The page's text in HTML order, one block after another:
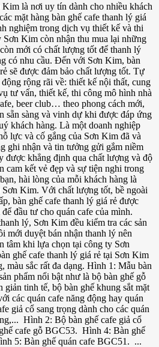
là nơi uy tín dành cho nhiều khách
mặt hàng bàn ghế cafe thanh lý giá
nghiệm trong dịch vụ thiết kế và thi
Sơn Kim còn nhận thu mua lại những
mới có chất lượng tốt để thanh lý
có nhu cầu. Đến với Sơn Kim, bàn
sẽ được đảm bảo chất lượng tốt. Tự
rộng rãi về: thiết kế nội thất, cung
tư vấn, thiết kế, thi công mô hình nhà
beer club… theo phong cách mới,
sẵn sàng và vinh dự khi được đáp ứng
khách hàng. Là một doanh nghiệp
lực và cố gắng của Sơn Kim đã và
ghi nhận và tin tưởng gửi gắm niềm
được khẳng định qua chất lượng và độ
cam kết vẻ đẹp và sự tiện nghi trong
hài lòng của mỗi khách hàng là
Sơn Kim. Với chất lượng tốt, bề ngoài
bàn ghế cafe thanh lý giá rẻ được
đầu tư cho quán cafe của mình.
lý, Sơn Kim đều kiểm tra các sản
mới duyệt bán nhận thanh lý nên
tâm khi lựa chọn tại công ty Sơn
ghế cafe thanh lý giá rẻ tại Sơn Kim
màu sắc rất đa dạng. Hình 1: Mẫu bàn
phẩm nổi bật như là bộ bàn ghế gỗ
giản tinh tế, bộ bàn ghế khung sắt mặt
các quán cafe năng động hay quán
giả cổ sang trọng dành cho các quán
Hình 2: Bộ bàn ghế cafe giả cổ
cafe gỗ BGC53. Hình 4: Bàn ghế
5: Bàn ghế quán cafe BGC51. ...